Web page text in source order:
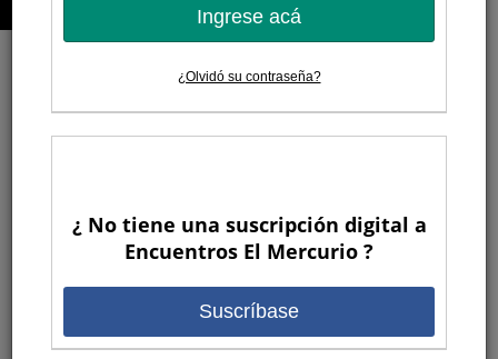
3 MESES ATRAS
Ingrese acá
¿Olvidó su contraseña?
¿ No tiene una suscripción digital a
Encuentros El Mercurio ?
Suscríbase